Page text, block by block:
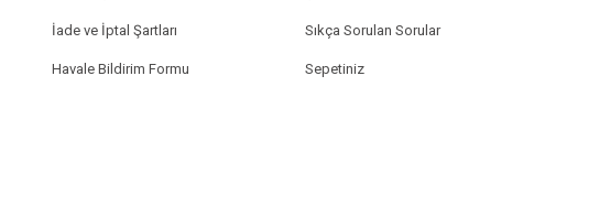
İade ve İptal Şartları
Havale Bildirim Formu
Sıkça Sorulan Sorular
Sepetiniz